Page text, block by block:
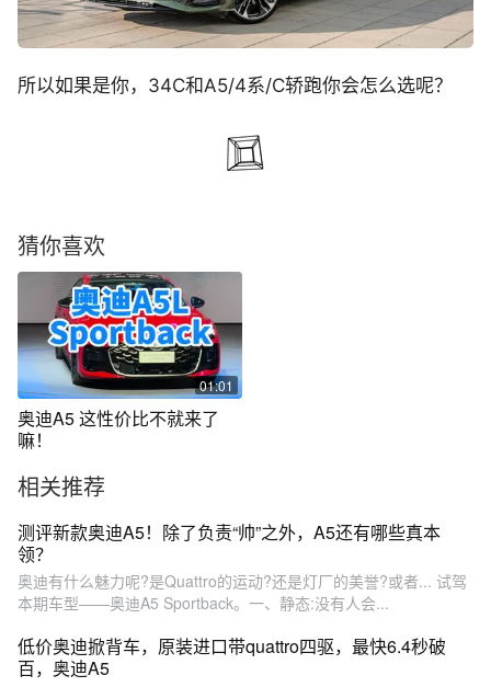
所以如果是你，34C和A5/4系/C轿跑你会怎么选呢？
猜你喜欢
01:01
奥迪A5 这性价比不就来了
嘛！
相关推荐
测评新款奥迪A5！除了负责“帅”之外，A5还有哪些真本
领？
奥迪有什么魅力呢?是Quattro的运动?还是灯厂的美誉?或者... 试驾
本期车型——奥迪A5 Sportback。一、静态:没有人会...
低价奥迪掀背车，原装进口带quattro四驱，最快6.4秒破
百，奥迪A5